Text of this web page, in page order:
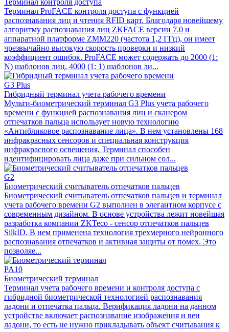
Терминал ProFACE контроля доступа с функцией
распознавания лиц и чтения RFID карт. Благодаря новейшему
алгоритму распознавания лиц ZKFACE версии 7.0 и
аппаратной платформе ZMM220 (частота 1,2 ГГц), он имеет
чрезвычайно высокую скорость проверки и низкий
коэффициент ошибок. ProFACE может содержать до 2000 (1:
N) шаблонов лиц, 4000 (1: 1) шаблонов ли...
G3 Plus
Гибридный терминал учета рабочего времени
Мульти-биометрический терминал G3 Plus учета рабочего
времени с функцией распознавания лиц и сканером
отпечатков пальца использует новую технологию
«Антибликовое распознавание лица». В нем установлены 168
инфракрасных сенсоров и специальная конструкция
инфракрасного освещения. Терминал способен
идентифицировать лица даже при сильном сол...
G2
Биометрический считыватель отпечатков пальцев
Биометрический считыватель отпечатков пальцев и терминал
учета рабочего времени G2 выполнен в элегантном корпусе с
современным дизайном. В основе устройства лежит новейшая
разработка компании ZKTeco - сенсор отпечатков пальцев
SilkID. В нем применена технология трехмерного нейронного
распознавания отпечатков и активная защиты от помех. Это
позволяе...
PA10
Биометрический терминал
Терминал учета рабочего времени и контроля доступа с
гибридной биометрической технологией распознавания
ладони и отпечатка пальца. Верификация ладони на данном
устройстве включает распознавание изображения и вен
ладони, то есть не нужно прикладывать объект считывания к